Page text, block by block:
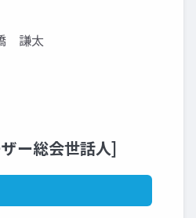
謙太
ー総会世話人]